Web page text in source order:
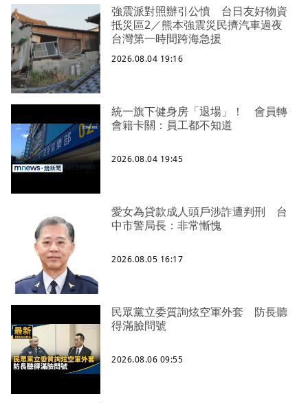
強震派對照辦引公憤 台日友好物資
抵災區2／熊本強震災民擠汽車過夜
台灣第一時間跨海急援
2026.08.04 19:16
統一旗下健身房「退場」！ 會員轉
會籍卡關：員工都不知道
2026.08.04 19:45
愛女為貸款成人頭戶涉詐遭判刑 台
中市警局長：非常慚愧
2026.08.05 16:17
民眾黨立委質詢炫空軍外套 防長聽
得滿臉問號
2026.08.06 09:55